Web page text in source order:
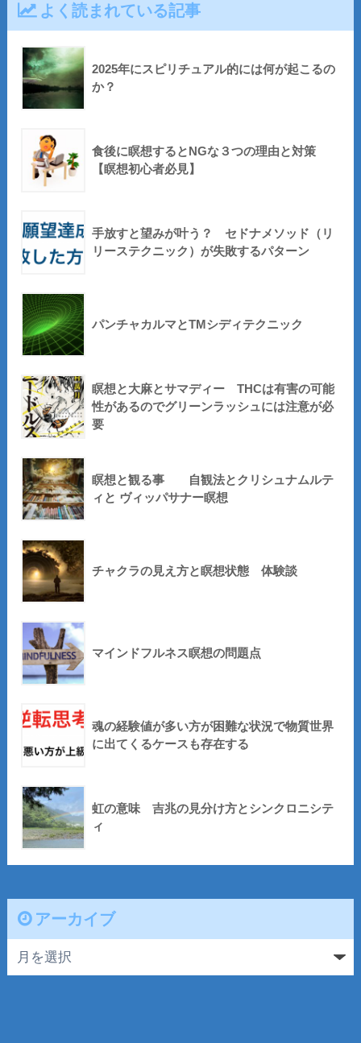
よく読まれている記事
2025年にスピリチュアル的には何が起こるの
か？
食後に瞑想するとNGな３つの理由と対策
【瞑想初心者必見】
手放すと望みが叶う？ セドナメソッド（リ
リーステクニック）が失敗するパターン
パンチャカルマとTMシディテクニック
瞑想と大麻とサマディー THCは有害の可能
性があるのでグリーンラッシュには注意が必
要
瞑想と観る事 自観法とクリシュナムルテ
ィと ヴィッパサナー瞑想
チャクラの見え方と瞑想状態 体験談
マインドフルネス瞑想の問題点
魂の経験値が多い方が困難な状況で物質世界
に出てくるケースも存在する
虹の意味 吉兆の見分け方とシンクロニシテ
ィ
アーカイブ